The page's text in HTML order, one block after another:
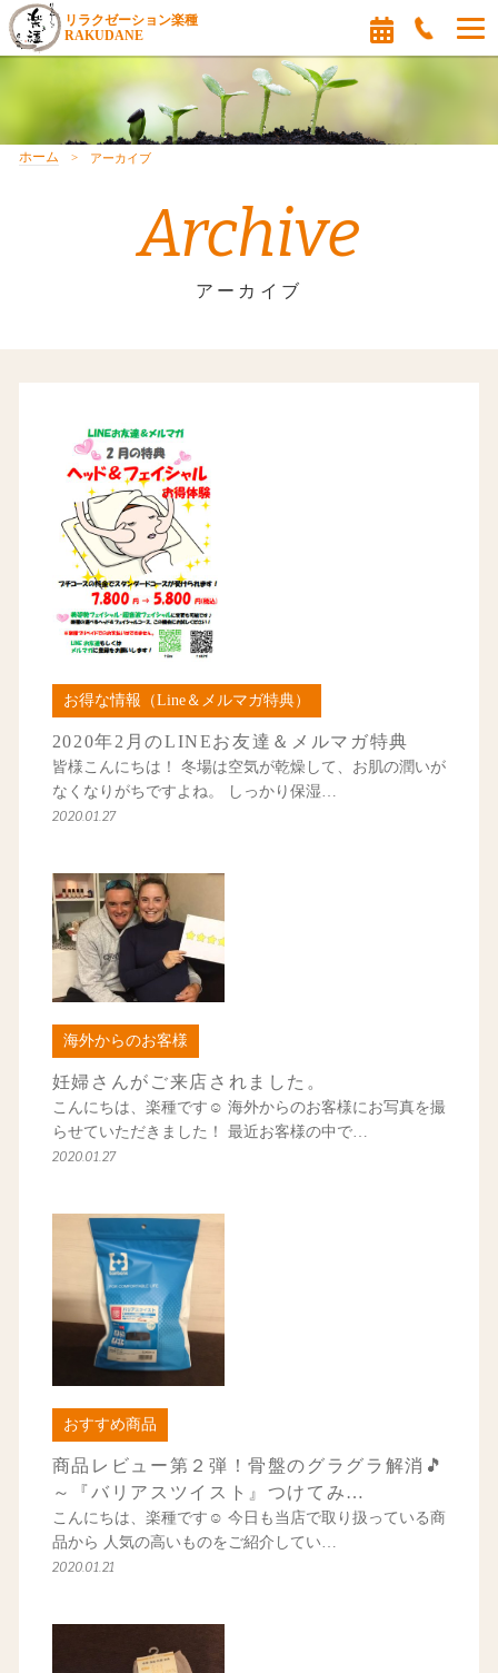
リラクゼーション楽種
RAKUDANE
ホーム アーカイブ
Archive
アーカイブ
お得な情報（Line＆メルマガ特典）
2020年2月のLINEお友達＆メルマガ特典
皆様こんにちは！ 冬場は空気が乾燥して、お肌の潤いが
なくなりがちですよね。 しっかり保湿…
2020.01.27
海外からのお客様
妊婦さんがご来店されました。
こんにちは、楽種です☺ 海外からのお客様にお写真を撮
らせていただきました！ 最近お客様の中で…
2020.01.27
おすすめ商品
商品レビュー第２弾！骨盤のグラグラ解消🎵
～『バリアスツイスト』つけてみ…
こんにちは、楽種です☺ 今日も当店で取り扱っている商
品から 人気の高いものをご紹介してい…
2020.01.21